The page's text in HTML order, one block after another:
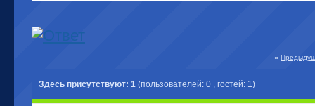
«
Здесь присутствуют: 1 (пользователей: 0 , гостей: 1)